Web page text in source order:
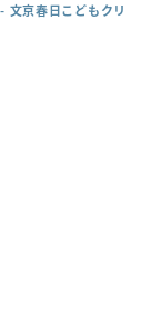
文京春日こどもクリ